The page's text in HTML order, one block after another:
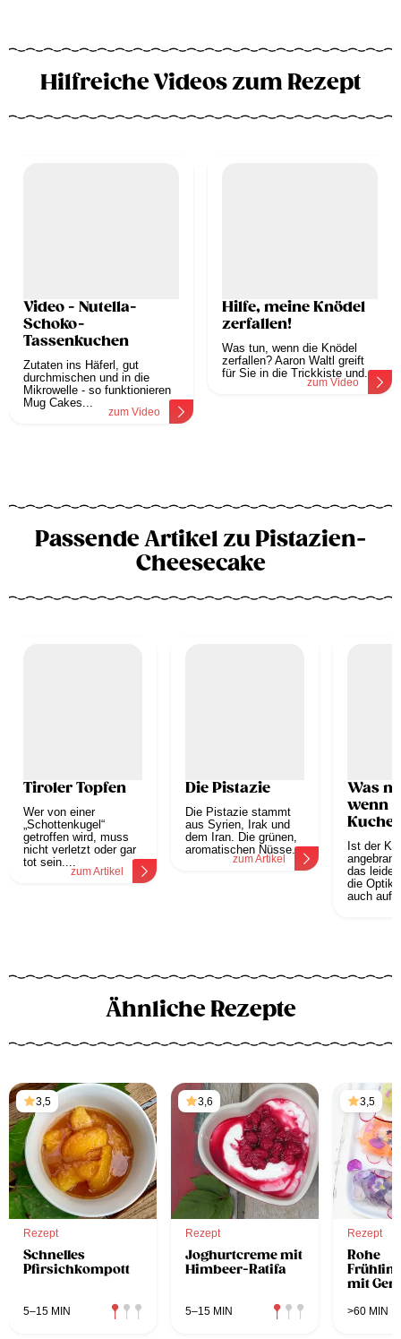
Hilfreiche Videos zum Rezept
Video - Nutella-
Schoko-
Tassenkuchen
Zutaten ins Häferl, gut
durchmischen und in die
Mikrowelle - so funktionieren
Mug Cakes...
zum Video
Hilfe, meine Knödel
zerfallen!
Was tun, wenn die Knödel
zerfallen? Aaron Waltl greift
für Sie in die Trickkiste und...
zum Video
Passende Artikel zu Pistazien-
Cheesecake
Tiroler Topfen
Wer von einer
„Schottenkugel“
getroffen wird, muss
nicht verletzt oder gar
tot sein....
zum Artikel
Die Pistazie
Die Pistazie stammt
aus Syrien, Irak und
dem Iran. Die grünen,
aromatischen Nüsse...
zum Artikel
Was
wenn
Ist der
das leider
die Optik,
auch auf
Ähnliche Rezepte
3,5
Rezept
Schnelles
Pfirsichkompott
5–15 MIN
3,6
Rezept
Joghurtcreme mit
Himbeer-Ratifa
5–15 MIN
3,5
Rezept
Rohe
mit
>60 MIN